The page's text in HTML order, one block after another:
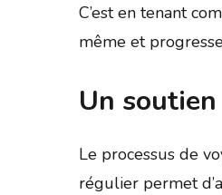
C’est en tenant
même et
Un
Le processus de
régulier permet